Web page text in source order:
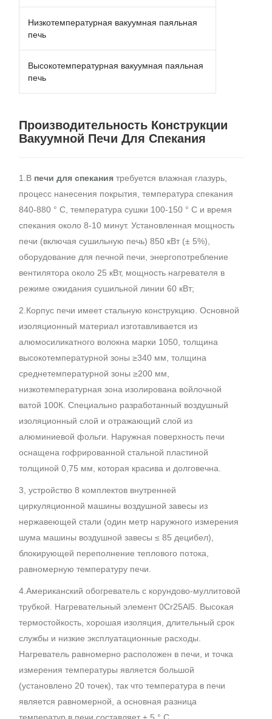
Низкотемпературная вакуумная паяльная
печь
Высокотемпературная вакуумная паяльная
печь
Производительность Конструкции
Вакуумной Печи Для Спекания
1.В печи для спекания требуется влажная глазурь,
процесс нанесения покрытия, температура спекания
840-880 ° C, температура сушки 100-150 ° C и время
спекания около 8-10 минут. Установленная мощность
печи (включая сушильную печь) 850 кВт (± 5%),
оборудование для печной печи, энергопотребление
вентилятора около 25 кВт, мощность нагревателя в
режиме ожидания сушильной линии 60 кВт;
2.Корпус печи имеет стальную конструкцию. Основной
изоляционный материал изготавливается из
алюмосиликатного волокна марки 1050, толщина
высокотемпературной зоны ≥340 мм, толщина
среднетемпературной зоны ≥200 мм,
низкотемпературная зона изолирована войлочной
ватой 100К. Специально разработанный воздушный
изоляционный слой и отражающий слой из
алюминиевой фольги. Наружная поверхность печи
оснащена гофрированной стальной пластиной
толщиной 0,75 мм, которая красива и долговечна.
3, устройство 8 комплектов внутренней
циркуляционной машины воздушной завесы из
нержавеющей стали (один метр наружного измерения
шума машины воздушной завесы ≤ 85 децибел),
блокирующей переполнение теплового потока,
равномерную температуру печи.
4.Американский обогреватель с корундово-муллитовой
трубкой. Нагревательный элемент 0Cr25Al5. Высокая
термостойкость, хорошая изоляция, длительный срок
службы и низкие эксплуатационные расходы.
Нагреватель равномерно расположен в печи, и точка
измерения температуры является большой
(установлено 20 точек), так что температура в печи
является равномерной, а основная разница